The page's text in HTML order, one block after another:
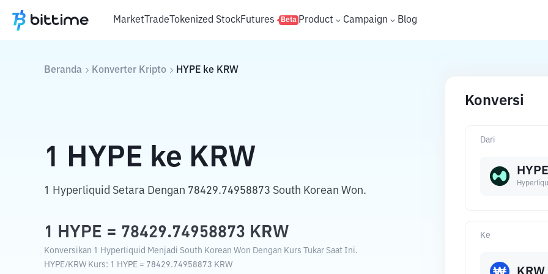
MarketTradeTokenized StockFutures Beta Product Campaign Blog
Beranda Konverter Kripto HYPE ke KRW
1 HYPE ke KRW
1 Hyperliquid Setara Dengan 78429.74958873 South Korean Won.
1 HYPE = 78429.74958873 KRW
Konversikan 1 Hyperliquid Menjadi South Korean Won Dengan Kurs Tukar Saat Ini.
HYPE/KRW Kurs: 1 HYPE = 78429.74958873 KRW
Konversi
Dari
HYPE
Ke
KRW